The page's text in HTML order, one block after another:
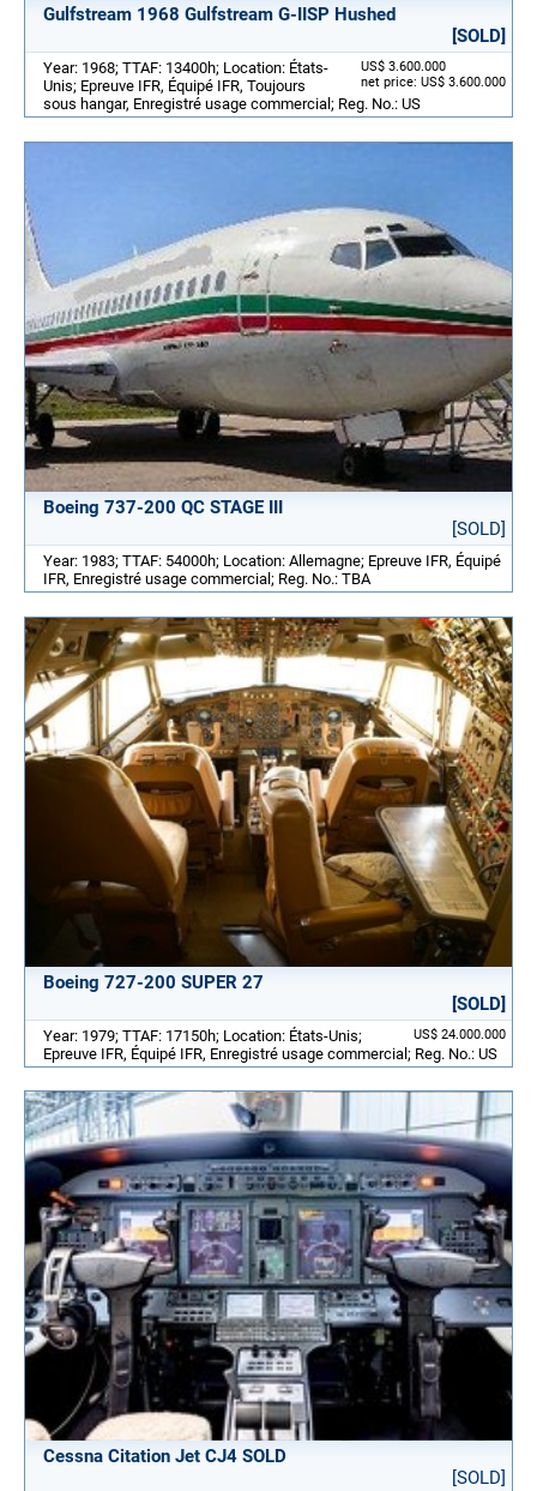
Gulfstream 1968 Gulfstream G-IISP Hushed
[SOLD]
US$ 3.600.000
net price: US$ 3.600.000
Year: 1968; TTAF: 13400h; Location: États-
Unis; Epreuve IFR, Équipé IFR, Toujours
sous hangar, Enregistré usage commercial; Reg. No.: US
Boeing 737-200 QC STAGE III
[SOLD]
Year: 1983; TTAF: 54000h; Location: Allemagne; Epreuve IFR, Équipé
IFR, Enregistré usage commercial; Reg. No.: TBA
Boeing 727-200 SUPER 27
[SOLD]
US$ 24.000.000
Year: 1979; TTAF: 17150h; Location: États-Unis;
Epreuve IFR, Équipé IFR, Enregistré usage commercial; Reg. No.: US
Cessna Citation Jet CJ4 SOLD
[SOLD]